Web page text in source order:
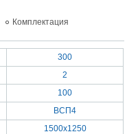
Комплектация
300
2
100
ВСП4
1500х1250